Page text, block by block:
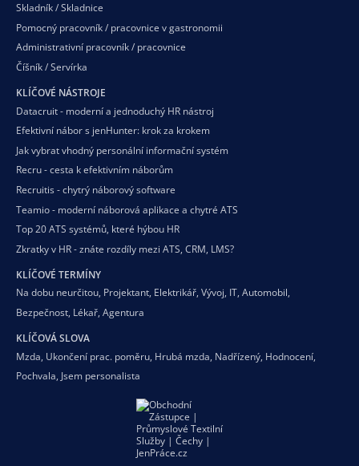
Skladník / Skladnice
Pomocný pracovník / pracovnice v gastronomii
Administrativní pracovník / pracovnice
Číšník / Servírka
KLÍČOVÉ NÁSTROJE
Datacruit - moderní a jednoduchý HR nástroj
Efektivní nábor s jenHunter: krok za krokem
Jak vybrat vhodný personální informační systém
Recru - cesta k efektivním náborům
Recruitis - chytrý náborový software
Teamio - moderní náborová aplikace a chytré ATS
Top 20 ATS systémů, které hýbou HR
Zkratky v HR - znáte rozdíly mezi ATS, CRM, LMS?
KLÍČOVÉ TERMÍNY
Na dobu neurčitou, Projektant, Elektrikář, Vývoj, IT, Automobil,
Bezpečnost, Lékař, Agentura
KLÍČOVÁ SLOVA
Mzda, Ukončení prac. poměru, Hrubá mzda, Nadřízený, Hodnocení,
Pochvala, Jsem personalista